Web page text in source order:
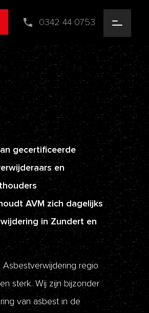
0342 44 0753
gecertificeerde
en
AVM zich dagelijks
in Zundert en
regio
sterk. Wij zijn bijzonder
van asbest in de